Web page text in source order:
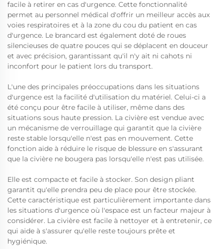
facile à retirer en cas d'urgence. Cette fonctionnalité
permet au personnel médical d'offrir un meilleur accès aux
voies respiratoires et à la zone du cou du patient en cas
d'urgence. Le brancard est également doté de roues
silencieuses de quatre pouces qui se déplacent en douceur
et avec précision, garantissant qu'il n'y ait ni cahots ni
inconfort pour le patient lors du transport.
L'une des principales préoccupations dans les situations
d'urgence est la facilité d'utilisation du matériel. Celui-ci a
été conçu pour être facile à utiliser, même dans des
situations sous haute pression. La civière est vendue avec
un mécanisme de verrouillage qui garantit que la civière
reste stable lorsqu'elle n'est pas en mouvement. Cette
fonction aide à réduire le risque de blessure en s'assurant
que la civière ne bougera pas lorsqu'elle n'est pas utilisée.
Elle est compacte et facile à stocker. Son design pliant
garantit qu'elle prendra peu de place pour être stockée.
Cette caractéristique est particulièrement importante dans
les situations d'urgence où l'espace est un facteur majeur à
considérer. La civière est facile à nettoyer et à entretenir, ce
qui aide à s'assurer qu'elle reste toujours prête et
hygiénique.